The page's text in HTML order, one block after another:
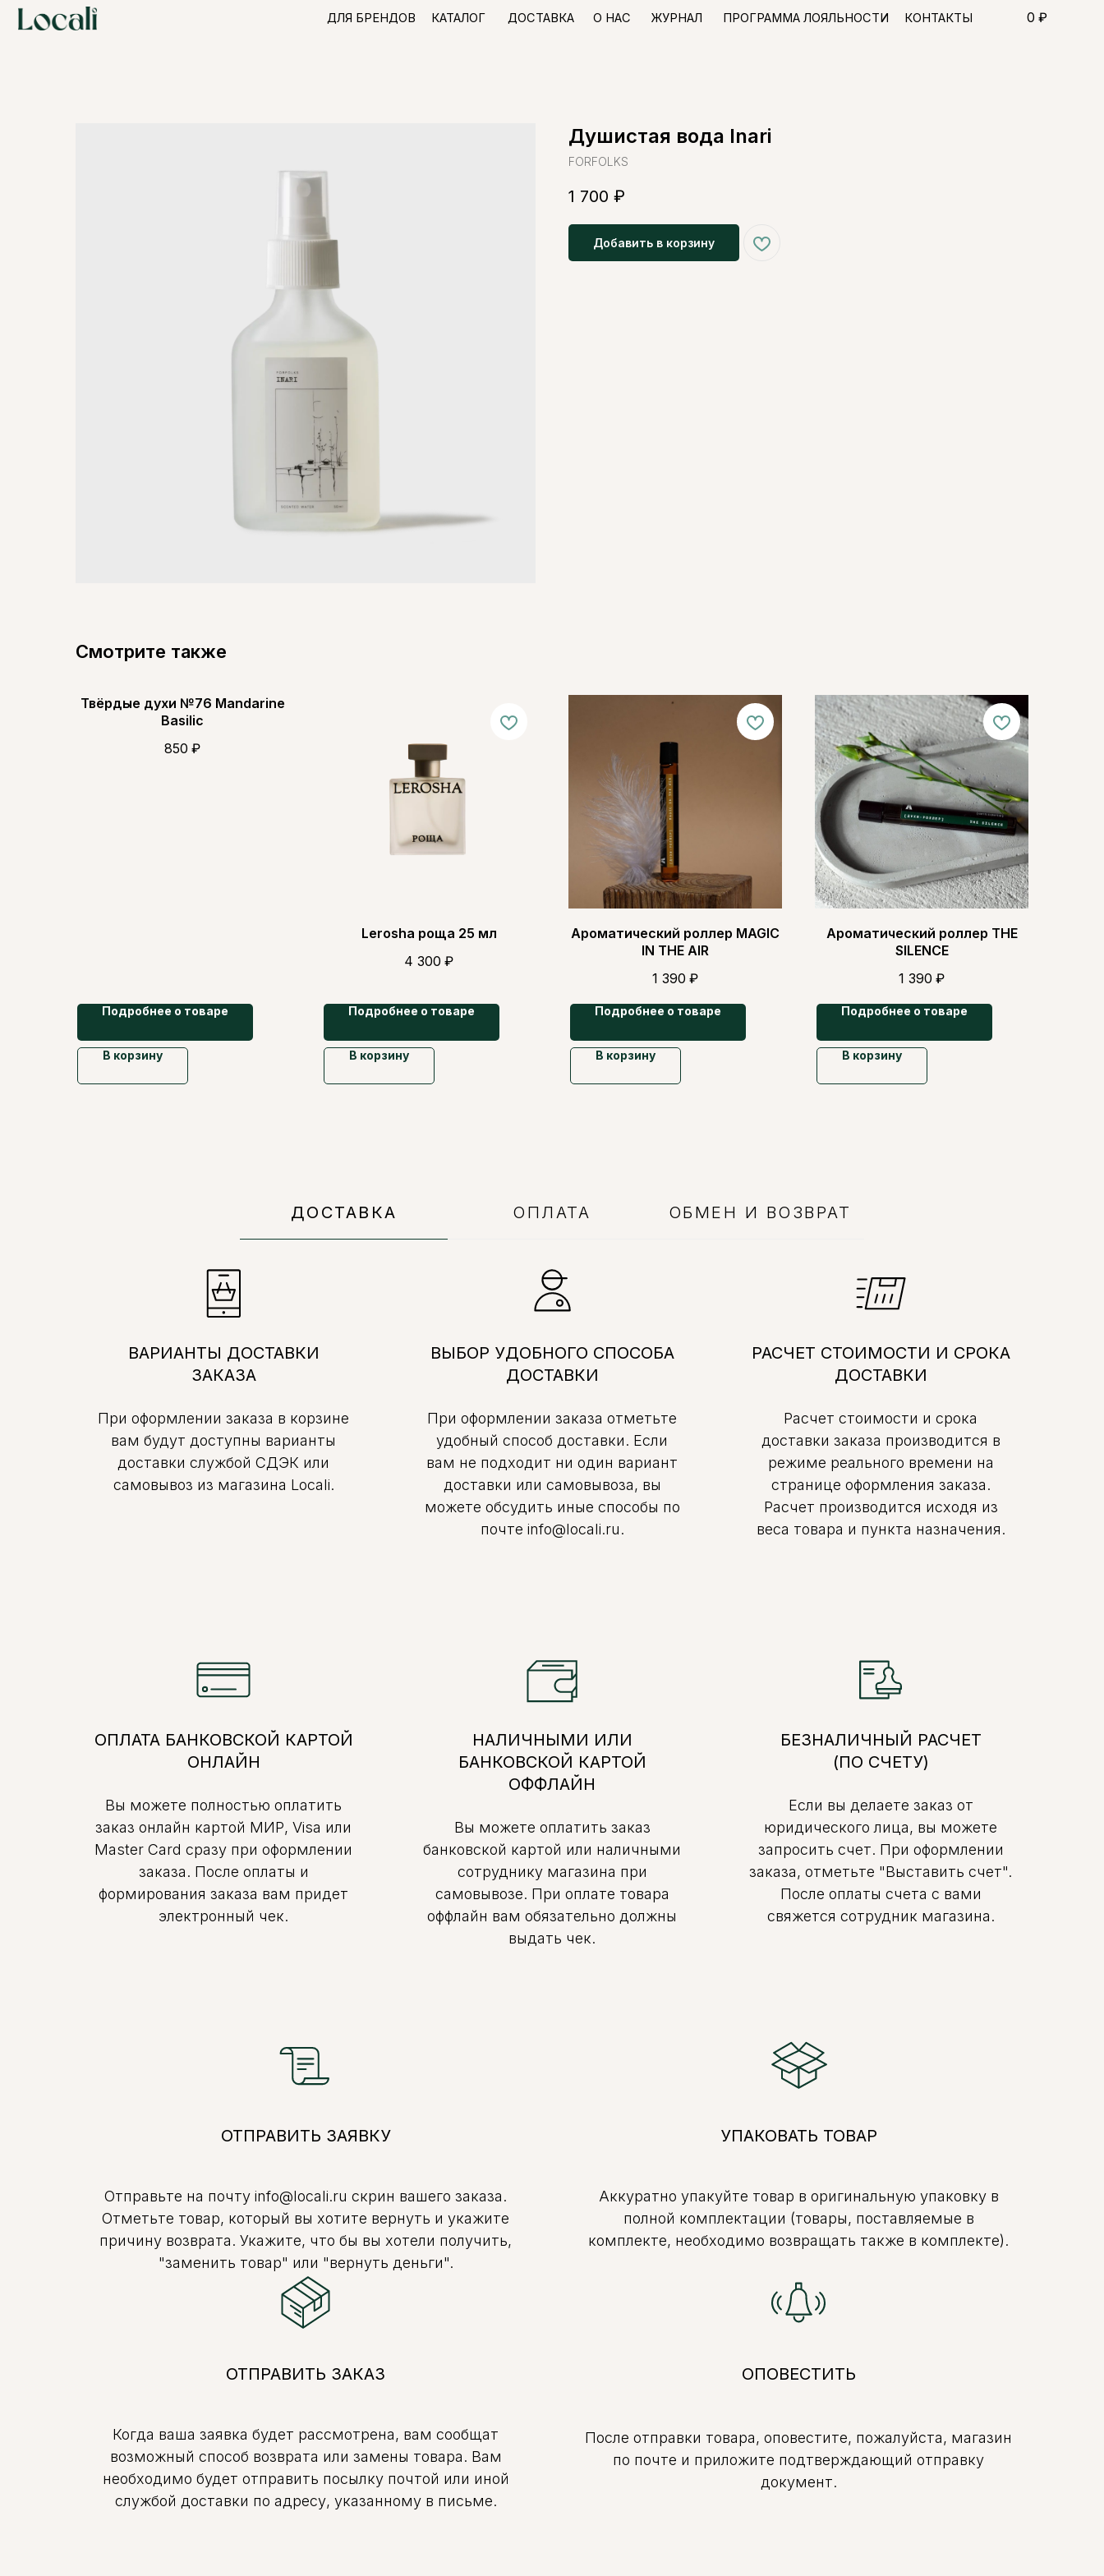
КАТАЛОГ ДОСТАВКА
ДЛЯ БРЕНДОВ О НАС ЖУРНАЛ ПРОГРАММА ЛОЯЛЬНОСТИ КОНТАКТЫ 0 ₽
Душистая вода Inari
FORFOLKS
1 700 ₽
Добавить в корзину
Смотрите также
Твёрдые духи №76 Mandarine
Basilic
850 ₽
Подробнее о товаре
В корзину
Lerosha роща 25 мл
4 300 ₽
Подробнее о товаре
В корзину
Ароматический роллер MAGIC
IN THE AIR
1 390 ₽
Подробнее о товаре
В корзину
Ароматический роллер THE
SILENCE
1 390 ₽
Подробнее о товаре
В корзину
ДОСТАВКА ОПЛАТА ОБМЕН И ВОЗВРАТ
ВАРИАНТЫ ДОСТАВКИ
ЗАКАЗА
При оформлении заказа в корзине
вам будут доступны варианты
доставки службой СДЭК или
самовывоз из магазина Locali.
ВЫБОР УДОБНОГО СПОСОБА
ДОСТАВКИ
При оформлении заказа отметьте
удобный способ доставки. Если
вам не подходит ни один вариант
доставки или самовывоза, вы
можете обсудить иные способы по
почте info@locali.ru.
РАСЧЕТ СТОИМОСТИ И СРОКА
ДОСТАВКИ
Расчет стоимости и срока
доставки заказа производится в
режиме реального времени на
странице оформления заказа.
Расчет производится исходя из
веса товара и пункта назначения.
ОПЛАТА БАНКОВСКОЙ КАРТОЙ
ОНЛАЙН
Вы можете полностью оплатить
заказ онлайн картой МИР, Visa или
Master Card сразу при оформлении
заказа. После оплаты и
формирования заказа вам придет
электронный чек.
НАЛИЧНЫМИ ИЛИ
БАНКОВСКОЙ КАРТОЙ
ОФФЛАЙН
Вы можете оплатить заказ
банковской картой или наличными
сотруднику магазина при
самовывозе. При оплате товара
оффлайн вам обязательно должны
выдать чек.
БЕЗНАЛИЧНЫЙ РАСЧЕТ
(ПО СЧЕТУ)
Если вы делаете заказ от
юридического лица, вы можете
запросить счет. При оформлении
заказа, отметьте "Выставить счет".
После оплаты счета с вами
свяжется сотрудник магазина.
ОТПРАВИТЬ ЗАЯВКУ
Отправьте на почту info@locali.ru скрин вашего заказа.
Отметьте товар, который вы хотите вернуть и укажите
причину возврата. Укажите, что бы вы хотели получить,
"заменить товар" или "вернуть деньги".
УПАКОВАТЬ ТОВАР
Аккуратно упакуйте товар в оригинальную упаковку в
полной комплектации (товары, поставляемые в
комплекте, необходимо возвращать также в комплекте).
ОТПРАВИТЬ ЗАКАЗ
Когда ваша заявка будет рассмотрена, вам сообщат
возможный способ возврата или замены товара. Вам
необходимо будет отправить посылку почтой или иной
службой доставки по адресу, указанному в письме.
ОПОВЕСТИТЬ
После отправки товара, оповестите, пожалуйста, магазин
по почте и приложите подтверждающий отправку
документ.